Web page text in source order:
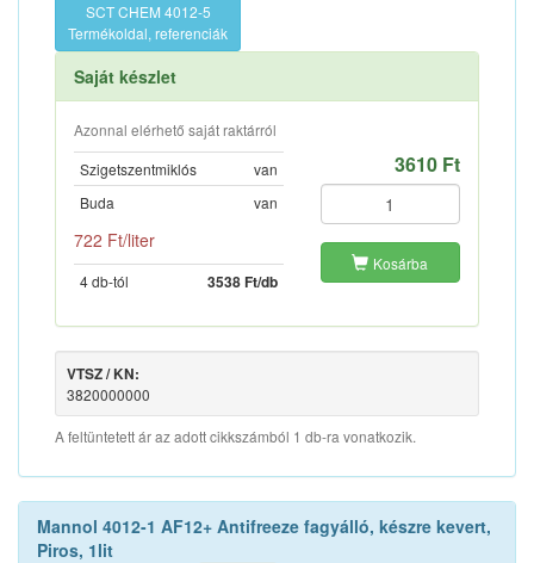
SCT CHEM 4012-5
Termékoldal, referenciák
Saját készlet
Azonnal elérhető saját raktárról
Szigetszentmiklós
van
Buda
van
722 Ft/liter
4 db-tól 3538 Ft/db
3610 Ft
Kosárba
VTSZ / KN:
3820000000
A feltüntetett ár az adott cikkszámból 1 db-ra vonatkozik.
Mannol 4012-1 AF12+ Antifreeze fagyálló, készre kevert,
Piros, 1lit